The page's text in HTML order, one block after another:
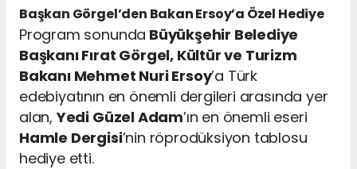
Başkan Görgel’den Bakan Ersoy’a Özel Hediye
Program sonunda Büyükşehir Belediye
Başkanı Fırat Görgel, Kültür ve Turizm
Bakanı Mehmet Nuri Ersoy’a Türk
edebiyatının en önemli dergileri arasında yer
alan,Yedi Güzel Adam’ın en önemli eseri
Hamle Dergisi’nin röprodüksiyon tablosu
hediye etti.